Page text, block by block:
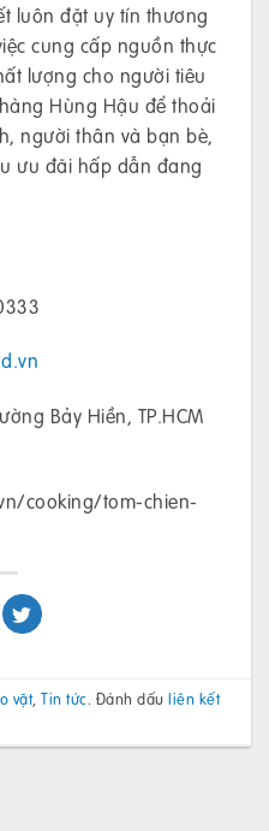
luôn đặt uy tín thương
cung cấp nguồn thực
lượng cho người tiêu
Hùng Hậu để thoải
người thân và bạn bè,
ưu đãi hấp dẫn đang
Bảy Hiền, TP.HCM
cooking/tom-chien-
vặt,Tin tức. Đánh dấuliên kết